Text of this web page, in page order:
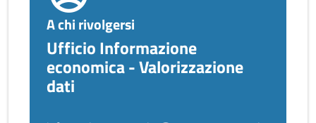
A chi rivolgersi
Ufficio Informazione
economica - Valorizzazione
dati